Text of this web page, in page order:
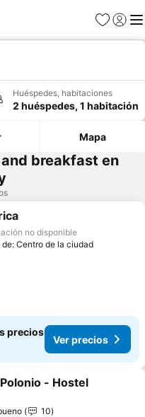
Favoritos
Iniciar
Huéspedes, habitaciones
2 huéspedes, 1 habitación
Mapa
breakfast en
a favoritos
no disponible
de: Centro de la ciudad
precios
Ver precios
a favoritos
- Hostel
10